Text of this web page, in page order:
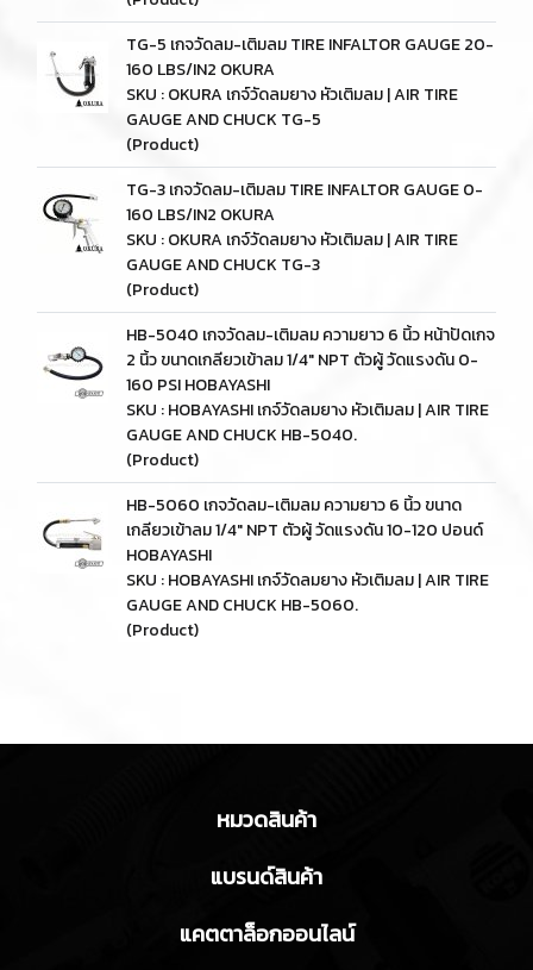
TG-5 เกจวัดลม-เติมลม TIRE INFALTOR GAUGE 20-
160 LBS/IN2 OKURA
SKU : OKURA เกจ์วัดลมยาง หัวเติมลม | AIR TIRE
GAUGE AND CHUCK TG-5
(Product)
TG-3 เกจวัดลม-เติมลม TIRE INFALTOR GAUGE 0-
160 LBS/IN2 OKURA
SKU : OKURA เกจ์วัดลมยาง หัวเติมลม | AIR TIRE
GAUGE AND CHUCK TG-3
(Product)
HB-5040 เกจวัดลม-เติมลม ความยาว 6 นิ้ว หน้าปัดเกจ
2 นิ้ว ขนาดเกลียวเข้าลม 1/4" NPT ตัวผู้ วัดแรงดัน 0-
160 PSI HOBAYASHI
SKU : HOBAYASHI เกจ์วัดลมยาง หัวเติมลม | AIR TIRE
GAUGE AND CHUCK HB-5040.
(Product)
HB-5060 เกจวัดลม-เติมลม ความยาว 6 นิ้ว ขนาด
เกลียวเข้าลม 1/4" NPT ตัวผู้ วัดแรงดัน 10-120 ปอนด์
HOBAYASHI
SKU : HOBAYASHI เกจ์วัดลมยาง หัวเติมลม | AIR TIRE
GAUGE AND CHUCK HB-5060.
(Product)
หมวดสินค้า
แบรนด์สินค้า
แคตตาล็อกออนไลน์